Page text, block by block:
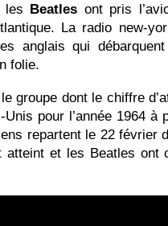
les Beatles ont pris
La radio new-
anglais qui
folie.
groupe dont le chiffre
pour l’année 1964 à
repartent le 22 février
atteint et les Beatles ont